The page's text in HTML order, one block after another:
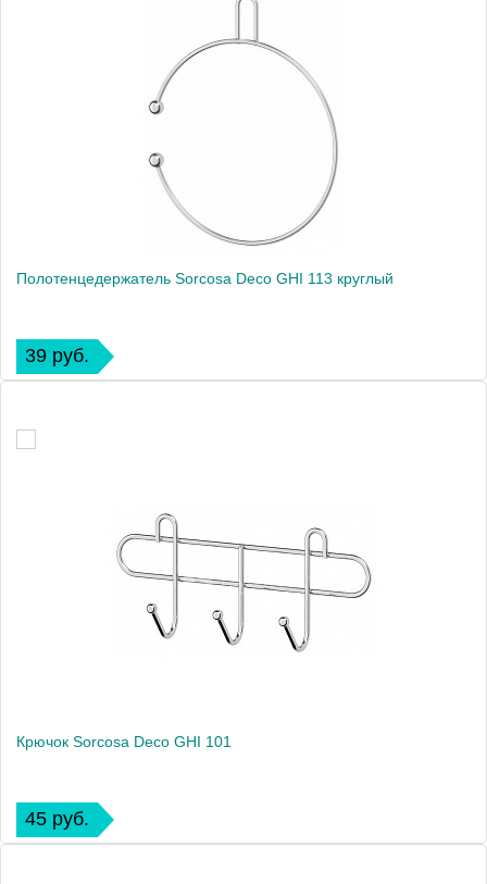
Полотенцедержатель Sorcosa Deco GHI 113 круглый
39 руб.
Крючок Sorcosa Deco GHI 101
45 руб.